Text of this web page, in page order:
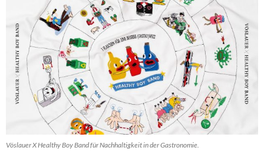
Vöslauer X Healthy Boy Band für Nachhaltigkeit in der Gastronomie.